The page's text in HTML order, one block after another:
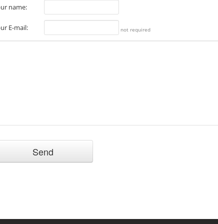
name:
E-mail: not required